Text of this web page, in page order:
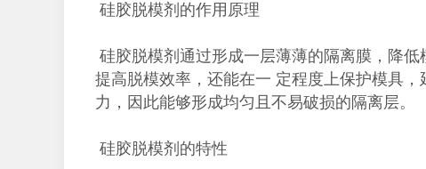
硅胶脱模剂的作用原理
硅胶脱模剂通过形成一层薄薄的隔离膜，降
提高脱模效率，还能在一 定程度上保护模具
力，因此能够形成均匀且不易破损的隔离层。
硅胶脱模剂的特性